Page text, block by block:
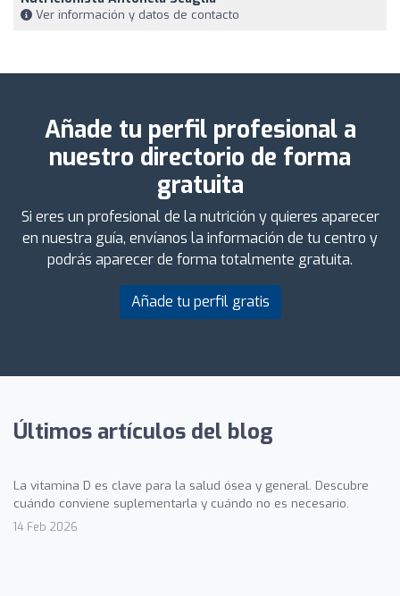
Ver información y datos de contacto
Añade tu perfil profesional a
nuestro directorio de forma
gratuita
Si eres un profesional de la nutrición y quieres aparecer
en nuestra guía, envíanos la información de tu centro y
podrás aparecer de forma totalmente gratuita.
Añade tu perfil gratis
Últimos artículos del blog
La vitamina D es clave para la salud ósea y general. Descubre
cuándo conviene suplementarla y cuándo no es necesario.
14 Feb 2026